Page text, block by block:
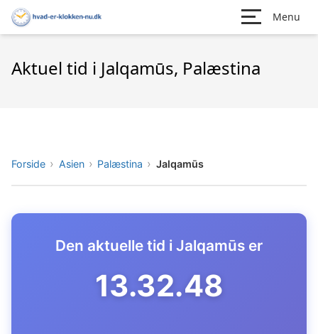
Menu
Aktuel tid i Jalqamūs, Palæstina
Forside Asien Palæstina Jalqamūs
Den aktuelle tid i Jalqamūs er
13.32.49